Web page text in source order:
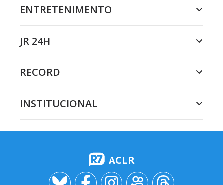
ENTRETENIMENTO
JR 24H
RECORD
INSTITUCIONAL
ACLR